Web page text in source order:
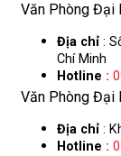
Văn Phòng Đại
Địa chỉ :
Chí Minh
Hotline :
Văn Phòng Đại
Địa chỉ :
Hotline :